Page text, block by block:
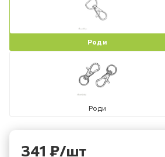
Роди
Роди
341 ₽/шт